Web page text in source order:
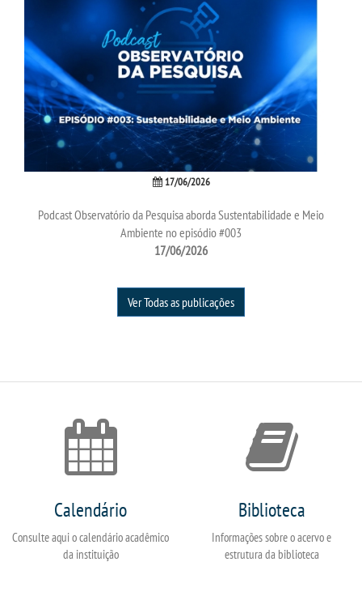
17/06/2026
Podcast Observatório da Pesquisa aborda Sustentabilidade e Meio
Ambiente no episódio #003
17/06/2026
Ver Todas as publicações
Calendário
Consulte aqui o calendário acadêmico
da instituição
Biblioteca
Informações sobre o acervo e
estrutura da biblioteca